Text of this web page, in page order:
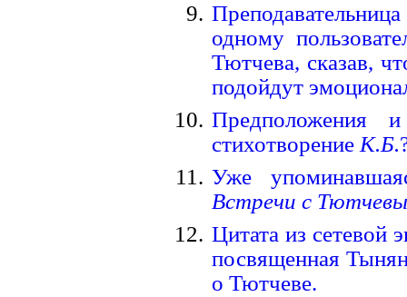
одному
Тютчева, сказав,
подойдут
Предположения
стихотворение К.Б.
Уже
Встречи с
Цитата из сетевой
посвященная
о Тютчеве.